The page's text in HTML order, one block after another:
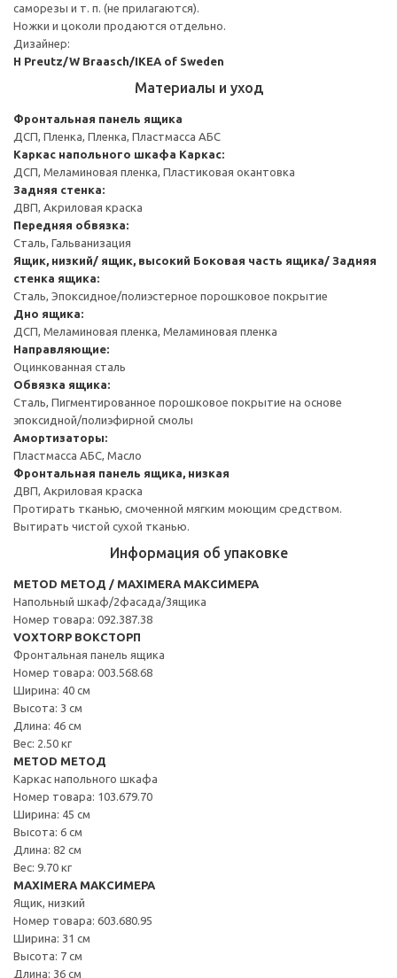
саморезы и т. п. (не прилагаются).
Ножки и цоколи продаются отдельно.
Дизайнер:
H Preutz/W Braasch/IKEA of Sweden
Материалы и уход
Фронтальная панель ящика
ДСП, Пленка, Пленка, Пластмасса АБС
Каркас напольного шкафа Каркас:
ДСП, Меламиновая пленка, Пластиковая окантовка
Задняя стенка:
ДВП, Акриловая краска
Передняя обвязка:
Сталь, Гальванизация
Ящик, низкий/ ящик, высокий Боковая часть ящика/ Задняя
стенка ящика:
Сталь, Эпоксидное/полиэстерное порошковое покрытие
Дно ящика:
ДСП, Меламиновая пленка, Меламиновая пленка
Направляющие:
Оцинкованная сталь
Обвязка ящика:
Сталь, Пигментированное порошковое покрытие на основе
эпоксидной/полиэфирной смолы
Амортизаторы:
Пластмасса АБС, Масло
Фронтальная панель ящика, низкая
ДВП, Акриловая краска
Протирать тканью, смоченной мягким моющим средством.
Вытирать чистой сухой тканью.
Информация об упаковке
METOD МЕТОД / MAXIMERA МАКСИМЕРА
Напольный шкаф/2фасада/3ящика
Номер товара: 092.387.38
VOXTORP ВОКСТОРП
Фронтальная панель ящика
Номер товара: 003.568.68
Ширина: 40 см
Высота: 3 см
Длина: 46 см
Вес: 2.50 кг
METOD МЕТОД
Каркас напольного шкафа
Номер товара: 103.679.70
Ширина: 45 см
Высота: 6 см
Длина: 82 см
Вес: 9.70 кг
MAXIMERA МАКСИМЕРА
Ящик, низкий
Номер товара: 603.680.95
Ширина: 31 см
Высота: 7 см
Длина: 36 см